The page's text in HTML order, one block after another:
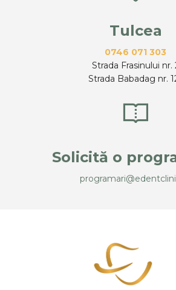
Tulcea
0746 071 303
Strada Frasinului nr.
Strada Babadag nr.
Solicită o